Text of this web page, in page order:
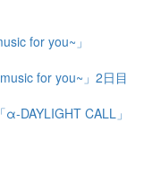
for you~」
for you~」2日目
DAYLIGHT CALL」